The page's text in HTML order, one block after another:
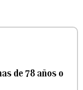
de 78 años o